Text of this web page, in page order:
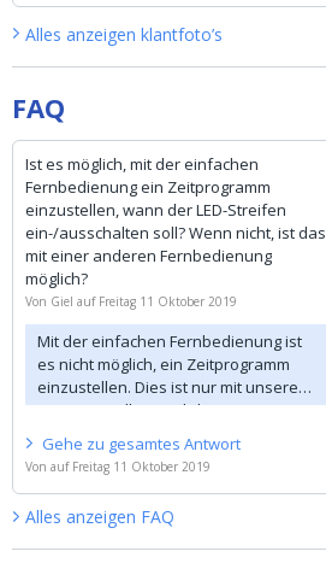
Alles anzeigen klantfoto’s
FAQ
Ist es möglich, mit der einfachen
Fernbedienung ein Zeitprogramm
einzustellen, wann der LED-Streifen
ein-/ausschalten soll? Wenn nicht, ist das
mit einer anderen Fernbedienung
möglich?
Von Giel auf Freitag 11 Oktober 2019
Mit der einfachen Fernbedienung ist
es nicht möglich, ein Zeitprogramm
einzustellen. Dies ist nur mit unserem
Time Controller möglich.
Gehe zu gesamtes Antwort
Von auf Freitag 11 Oktober 2019
Alles anzeigen FAQ